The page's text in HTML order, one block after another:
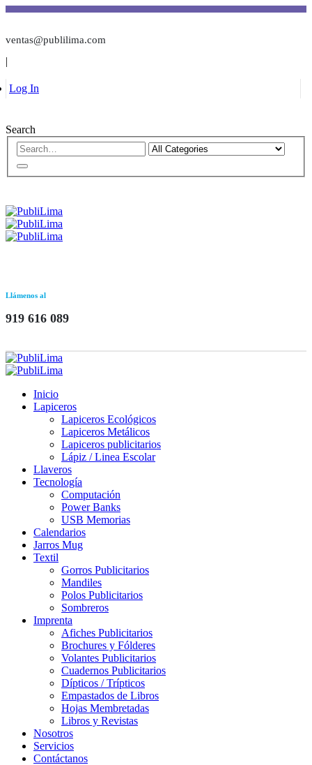
ventas@publilima.com
|
Log In
Search
Llámenos al
919 616 089
Inicio
Lapiceros
Lapiceros Ecológicos
Lapiceros Metálicos
Lapiceros publicitarios
Lápiz / Linea Escolar
Llaveros
Tecnología
Computación
Power Banks
USB Memorias
Calendarios
Jarros Mug
Textil
Gorros Publicitarios
Mandiles
Polos Publicitarios
Sombreros
Imprenta
Afiches Publicitarios
Brochures y Fólderes
Volantes Publicitarios
Cuadernos Publicitarios
Dípticos / Trípticos
Empastados de Libros
Hojas Membretadas
Libros y Revistas
Nosotros
Servicios
Contáctanos